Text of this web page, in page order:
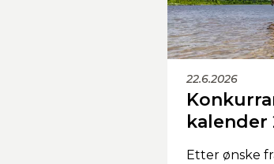
22.6.2026
kalender
Etter ønske